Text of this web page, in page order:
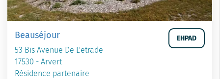
Beauséjour
53 Bis Avenue De L'etrade
17530 - Arvert
Résidence partenaire
EHPAD